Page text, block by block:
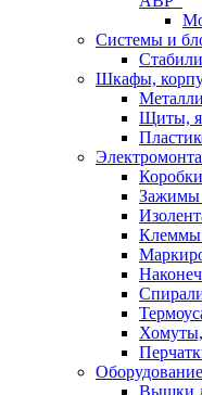
Системы и
Шкафы,
Щиты,
Зажимы
Клеммы
Вышки